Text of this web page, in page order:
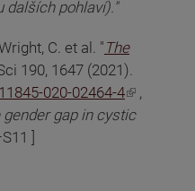
dalších pohlaví)."
C. et al. " The
190, 1647 (2021).
020-02464-4
,
gender gap in cystic
]